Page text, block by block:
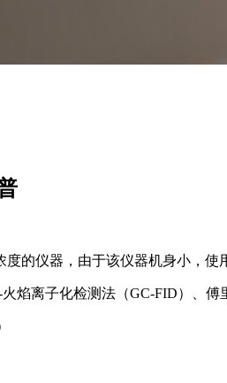
的仪器，由于该仪器机身小，使
焰离子化检测法（GC-FID）、